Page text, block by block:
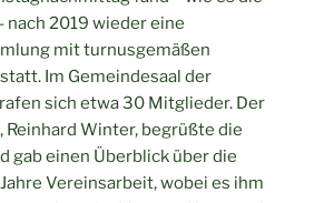
nach 2019 wieder eine
mit turnusgemäßen
Im Gemeindesaal der
sich etwa 30 Mitglieder. Der
Winter, begrüßte die
gab einen Überblick über die
Vereinsarbeit, wobei es ihm